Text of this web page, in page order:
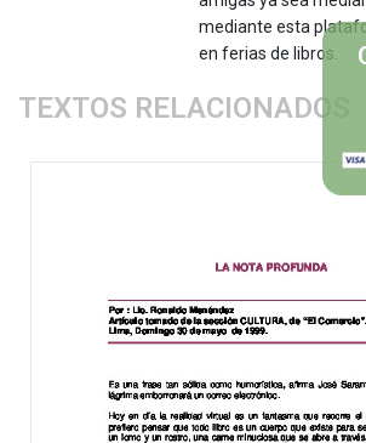
mediante esta
en ferias de libros.
TEXTOS RELACIONADOS